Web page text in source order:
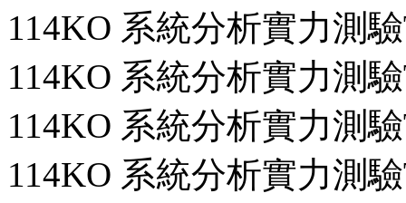
114KO 系統分析實力測
114KO 系統分析實力測
114KO 系統分析實力測
114KO 系統分析實力測